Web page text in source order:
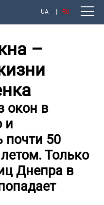
UA RU
–
окон в
и
почти 50
Только
Днепра в